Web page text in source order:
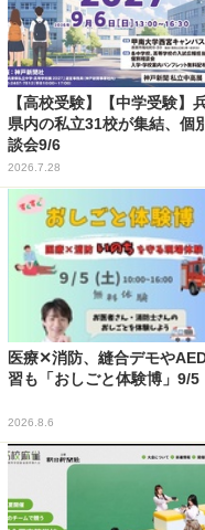
【高校受験】【中学受験】
県内の私立31校が集結、個
談会9/6
2026.7.28
医療✕消防、縫合デモや
習も「おしごと体験博」9/5
2026.8.6